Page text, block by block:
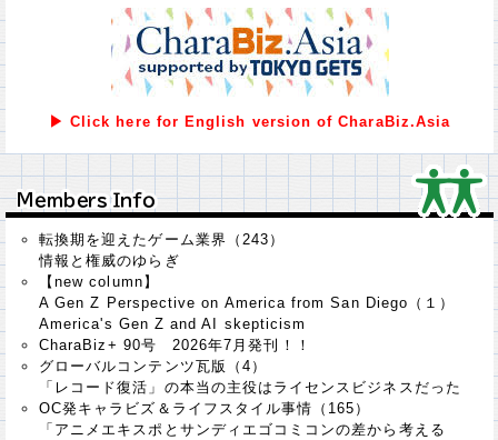
▶ Click here for English version of CharaBiz.Asia
Ｍｅｍｂｅｒｓ Ｉｎｆｏ
Ｍｅｍｂｅｒｓ Ｉｎｆｏ
転換期を迎えたゲーム業界（243）
情報と権威のゆらぎ
【new column】
A Gen Z Perspective on America from San Diego（１）
America's Gen Z and AI skepticism
CharaBiz+ 90号 2026年7月発刊！！
グローバルコンテンツ瓦版（4）
「レコード復活」の本当の主役はライセンスビジネスだった
OC発キャラビズ＆ライフスタイル事情（165）
「アニメエキスポとサンディエゴコミコンの差から考える